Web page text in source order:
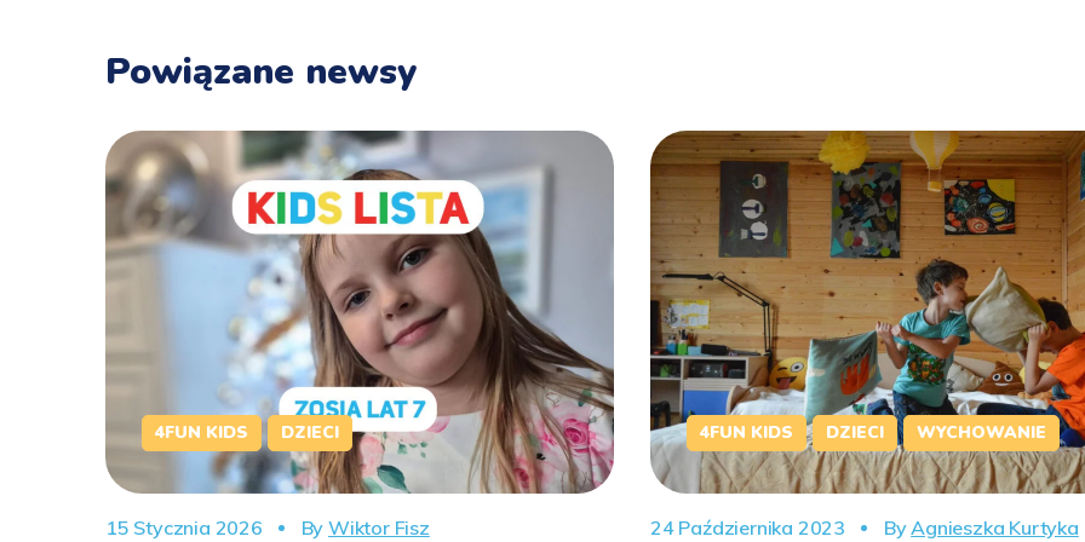
Powiązane newsy
4FUN KIDS DZIECI
15 Stycznia 2026 ByWiktor Fisz
4FUN KIDS DZIECI WYCHOWANIE
24 Października 2023 ByAgnieszka Kurtyka